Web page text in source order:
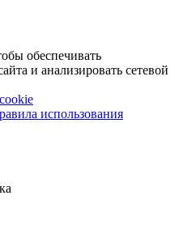
обеспечивать
и анализировать сетевой
использования